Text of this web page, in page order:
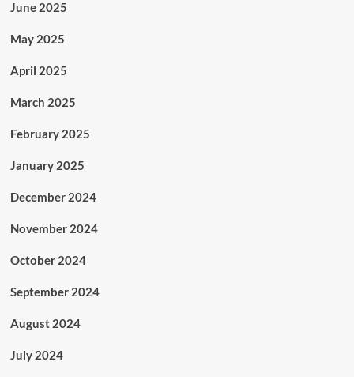
June 2025
May 2025
April 2025
March 2025
February 2025
January 2025
December 2024
November 2024
October 2024
September 2024
August 2024
July 2024